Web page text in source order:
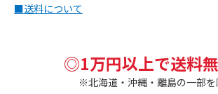
■送料について
◎1万円以上で送料無
※北海道・沖縄・離島の一部を